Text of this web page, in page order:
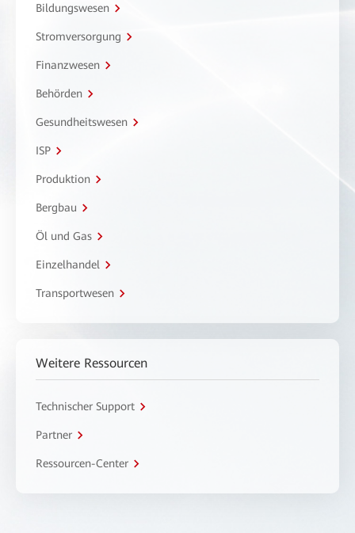
Bildungswesen
Stromversorgung
Finanzwesen
Behörden
Gesundheitswesen
ISP
Produktion
Bergbau
Öl und Gas
Einzelhandel
Transportwesen
Weitere Ressourcen
Technischer Support
Partner
Ressourcen-Center